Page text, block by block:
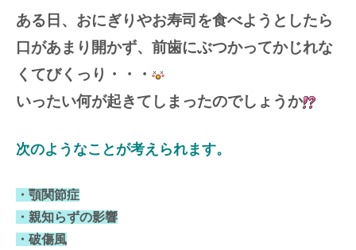
ある日、おにぎりやお寿司を食べようとしたら
口があまり開かず、前歯にぶつかってかじれな
くてびくっり・・・
いったい何が起きてしまったのでしょうか
次のようなことが考えられます。
・顎関節症
・親知らずの影響
・破傷風